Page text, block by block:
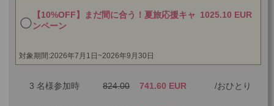
【10%OFF】まだ間に合う！夏旅応援キャ
ンペーン
1025.10 EUR
対象期間:2026年7月1日~2026年9月30日
3 名様参加時 824.00 741.60 EUR おひとり